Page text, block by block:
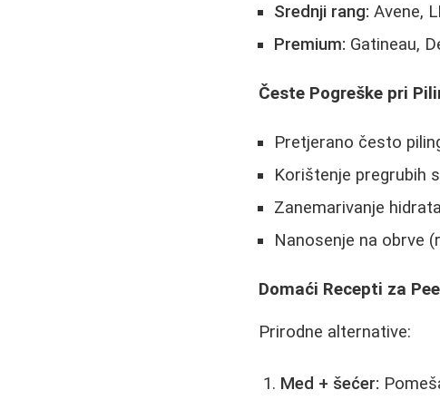
Srednji rang: Avene,
Premium: Gatineau,
Česte Pogreške pri
Pretjerano često
Korištenje pregrubih
Zanemarivanje
Nanosenje na obrve
Domaći Recepti za
Prirodne alternative:
Med + šećer: